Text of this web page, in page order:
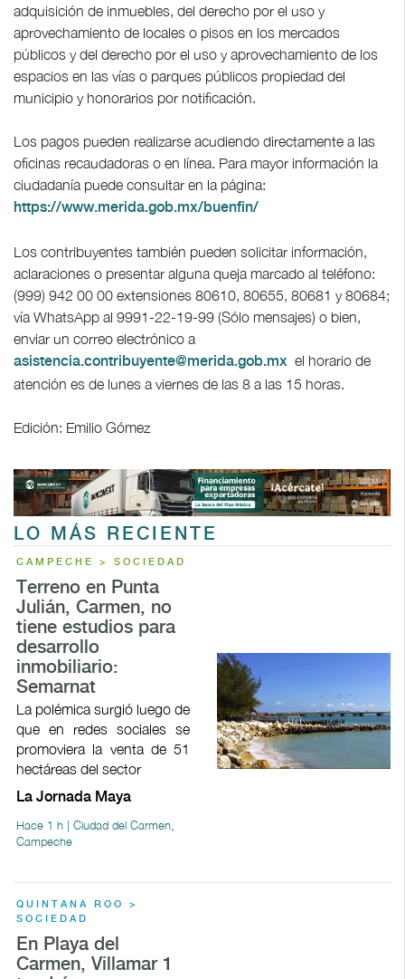
adquisición de inmuebles, del derecho por el uso y
aprovechamiento de locales o pisos en los mercados
públicos y del derecho por el uso y aprovechamiento de los
espacios en las vías o parques públicos propiedad del
municipio y honorarios por notificación.
Los pagos pueden realizarse acudiendo directamente a las
oficinas recaudadoras o en línea. Para mayor información la
ciudadanía puede consultar en la página:
https://www.merida.gob.mx/buenfin/
Los contribuyentes también pueden solicitar información,
aclaraciones o presentar alguna queja marcado al teléfono:
(999) 942 00 00 extensiones 80610, 80655, 80681 y 80684;
vía WhatsApp al 9991-22-19-99 (Sólo mensajes) o bien,
enviar un correo electrónico a
asistencia.contribuyente@merida.gob.mx el horario de
atención es de lunes a viernes de las 8 a las 15 horas.
Edición: Emilio Gómez
LO MÁS RECIENTE
CAMPECHE > SOCIEDAD
Terreno en Punta
Julián, Carmen, no
tiene estudios para
desarrollo
inmobiliario:
Semarnat
La polémica surgió luego de
que en redes sociales se
promoviera la venta de 51
hectáreas del sector
La Jornada Maya
Hace 1 h | Ciudad del Carmen,
Campeche
QUINTANA ROO >
SOCIEDAD
En Playa del
Carmen, Villamar 1